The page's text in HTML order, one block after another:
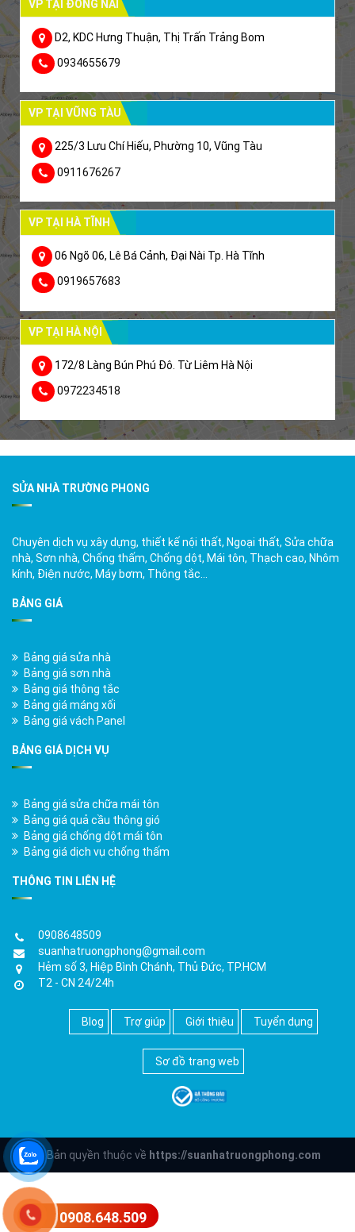
VP TẠI ĐỒNG NAI
D2, KDC Hưng Thuận, Thị Trấn Trảng Bom
0934655679
VP TẠI VŨNG TÀU
225/3 Lưu Chí Hiếu, Phường 10, Vũng Tàu
0911676267
VP TẠI HÀ TĨNH
06 Ngõ 06, Lê Bá Cảnh, Đại Nài Tp. Hà Tĩnh
0919657683
VP TẠI HÀ NỘI
172/8 Làng Bún Phú Đô. Từ Liêm Hà Nội
0972234518
SỬA NHÀ TRƯỜNG PHONG
Chuyên dịch vụ xây dựng, thiết kế nội thất, Ngoại thất, Sửa chữa
nhà, Sơn nhà, Chống thấm, Chống dột, Mái tôn, Thạch cao, Nhôm
kính, Điện nước, Máy bơm, Thông tắc…
BẢNG GIÁ
Bảng giá sửa nhà
Bảng giá sơn nhà
Bảng giá thông tắc
Bảng giá máng xối
Bảng giá vách Panel
BẢNG GIÁ DỊCH VỤ
Bảng giá sửa chữa mái tôn
Bảng giá quả cầu thông gió
Bảng giá chống dột mái tôn
Bảng giá dịch vụ chống thấm
THÔNG TIN LIÊN HỆ
0908648509
suanhatruongphong@gmail.com
Hẻm số 3, Hiệp Bình Chánh, Thủ Đức, TP.HCM
T2 - CN 24/24h
Blog Trợ giúp Giới thiệu Tuyển dụng
Sơ đồ trang web
© Bản quyền thuộc về https://suanhatruongphong.com
0908.648.509